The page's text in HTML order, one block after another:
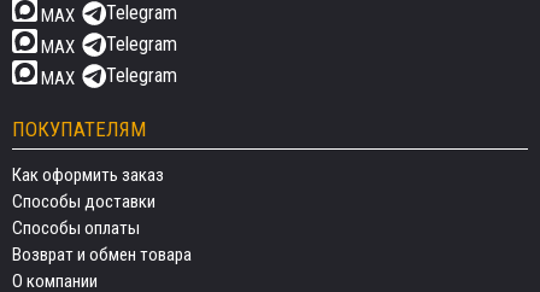
MAX
Telegram
MAX Telegram
MAX Telegram
ПОКУПАТЕЛЯМ
Как оформить заказ
Способы доставки
Способы оплаты
Возврат и обмен товара
О компании